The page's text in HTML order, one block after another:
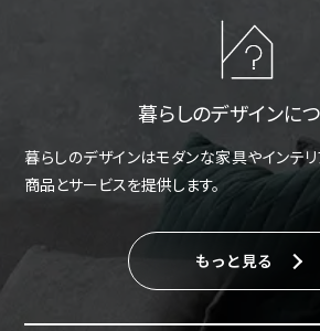
暮らしのデザインに
暮らしのデザインはモダンな家具やインテ
商品とサービスを提供します。
もっと見る